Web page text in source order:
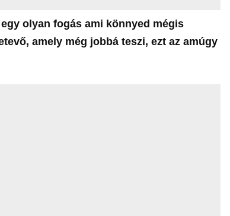
olyan fogás ami könnyed mégis
amely még jobbá teszi, ezt az amúgy